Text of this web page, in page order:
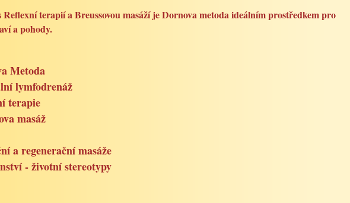
terapií a Breussovou masáží je Dornova metoda ideálním prostředkem pro
a pohody.
Metoda
lymfodrenáž
terapie
masáž
a regenerační masáže
- životní stereotypy